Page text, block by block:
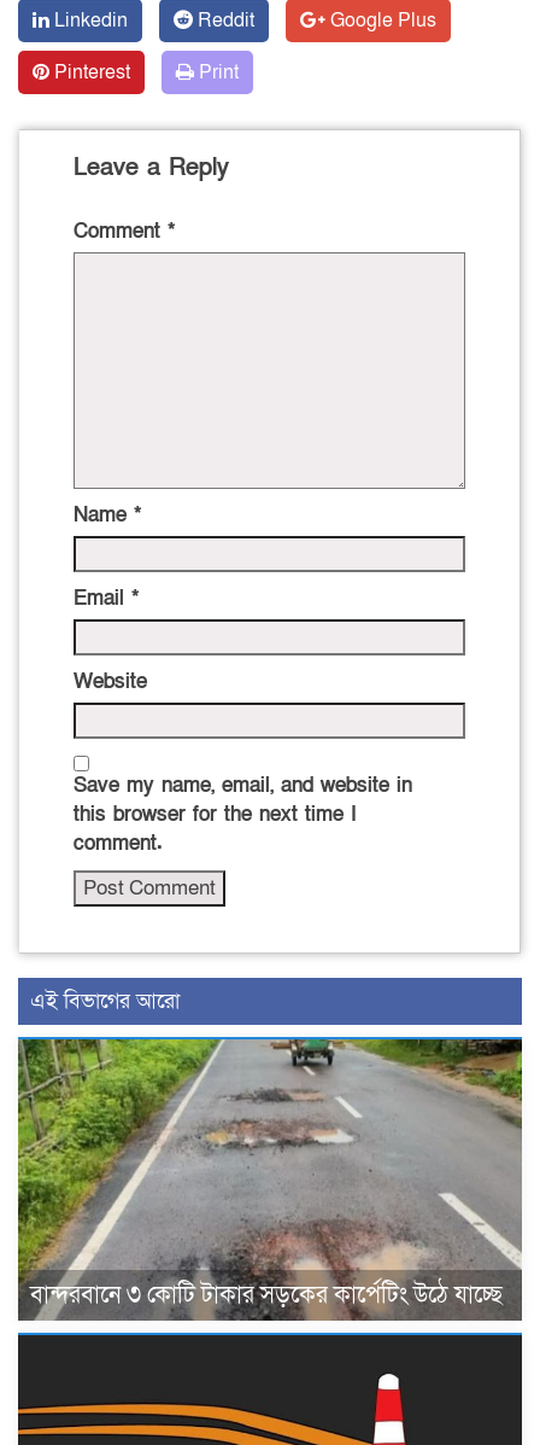
Linkedin
Reddit
Google Plus
Pinterest
Print
Leave a Reply
Comment *
Name *
Email *
Website
Save my name, email, and website in
this browser for the next time I
comment.
এই বিভাগের আরো
বান্দরবানে ৩ কোটি টাকার সড়কের কার্পেটিং উঠে যাচ্ছে